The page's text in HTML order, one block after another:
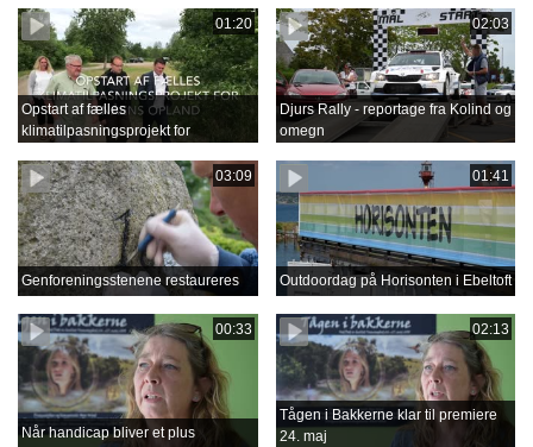
01:20
Opstart af fælles
klimatilpasningsprojekt for
02:03
Djurs Rally - reportage fra Kolind og
omegn
03:09
Genforeningsstenene restaureres
01:41
Outdoordag på Horisonten i Ebeltoft
00:33
Når handicap bliver et plus
02:13
Tågen i Bakkerne klar til premiere
24. maj